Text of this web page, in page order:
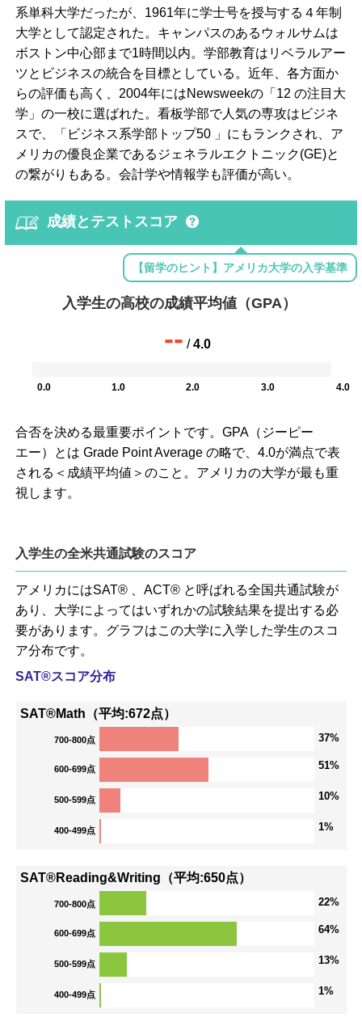
系単科大学だったが、1961年に学士号を授与する４年制
大学として認定された。キャンパスのあるウォルサムは
ボストン中心部まで1時間以内。学部教育はリベラルアー
ツとビジネスの統合を目標としている。近年、各方面か
らの評価も高く、2004年にはNewsweekの「12 の注目大
学」の一校に選ばれた。看板学部で人気の専攻はビジネ
スで、「ビジネス系学部トップ50 」にもランクされ、ア
メリカの優良企業であるジェネラルエクトニック(GE)と
の繋がりもある。会計学や情報学も評価が高い。
成績とテストスコア
【留学のヒント】アメリカ大学の入学基準
入学生の高校の成績平均値（GPA）
-- /4.0
0.0 1.0 2.0 3.0 4.0
合否を決める最重要ポイントです。GPA（ジーピー
エー）とは Grade Point Average の略で、4.0が満点で表
される＜成績平均値＞のこと。アメリカの大学が最も重
視します。
入学生の全米共通試験のスコア
アメリカにはSAT® 、ACT® と呼ばれる全国共通試験が
あり、大学によってはいずれかの試験結果を提出する必
要があります。グラフはこの大学に入学した学生のスコ
ア分布です。
SAT®スコア分布
SAT®Math（平均:672点）
700-800点 37%
600-699点 51%
500-599点 10%
400-499点 1%
SAT®Reading&Writing（平均:650点）
700-800点 22%
600-699点 64%
500-599点 13%
400-499点 1%